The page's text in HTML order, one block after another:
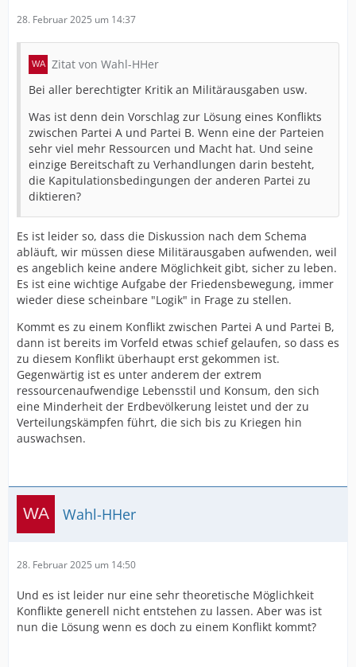
28. Februar 2025 um 14:37
Zitat von Wahl-HHer
Bei aller berechtigter Kritik an Militärausgaben usw.
Was ist denn dein Vorschlag zur Lösung eines Konflikts
zwischen Partei A und Partei B. Wenn eine der Parteien
sehr viel mehr Ressourcen und Macht hat. Und seine
einzige Bereitschaft zu Verhandlungen darin besteht,
die Kapitulationsbedingungen der anderen Partei zu
diktieren?
Es ist leider so, dass die Diskussion nach dem Schema
abläuft, wir müssen diese Militärausgaben aufwenden, weil
es angeblich keine andere Möglichkeit gibt, sicher zu leben.
Es ist eine wichtige Aufgabe der Friedensbewegung, immer
wieder diese scheinbare "Logik" in Frage zu stellen.
Kommt es zu einem Konflikt zwischen Partei A und Partei B,
dann ist bereits im Vorfeld etwas schief gelaufen, so dass es
zu diesem Konflikt überhaupt erst gekommen ist.
Gegenwärtig ist es unter anderem der extrem
ressourcenaufwendige Lebensstil und Konsum, den sich
eine Minderheit der Erdbevölkerung leistet und der zu
Verteilungskämpfen führt, die sich bis zu Kriegen hin
auswachsen.
Wahl-HHer
28. Februar 2025 um 14:50
Und es ist leider nur eine sehr theoretische Möglichkeit
Konflikte generell nicht entstehen zu lassen. Aber was ist
nun die Lösung wenn es doch zu einem Konflikt kommt?